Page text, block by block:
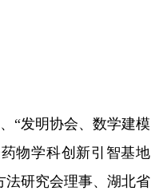
“发明协会、数学建模
物学科创新引智基地
法研究会理事、湖北省